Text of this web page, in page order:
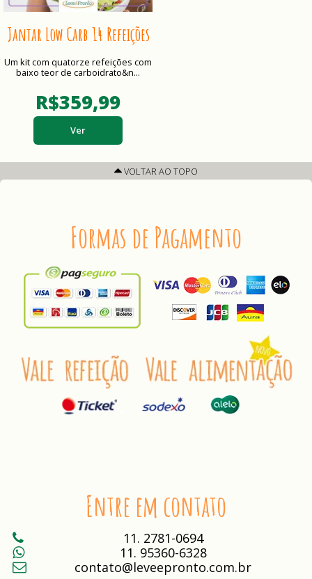
Jantar Low Carb 14 Refeições
Um kit com quatorze refeições com
baixo teor de carboidrato&n...
R$359,99
Ver
VOLTAR AO TOPO
Formas de Pagamento
Entre em contato
11. 2781-0694
11. 95360-6328
contato@leveepronto.com.br